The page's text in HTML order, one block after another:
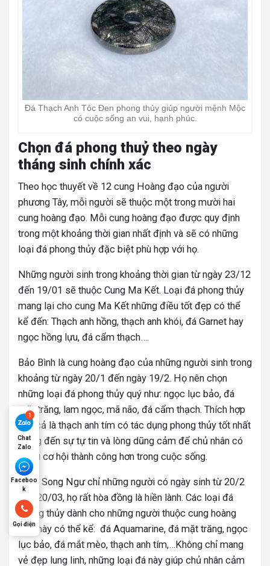
Đá Thạch Anh Tóc Đen phong thủy giúp người mệnh Mộc
có cuộc sống an vui, hạnh phúc.
Chọn đá phong thuỷ theo ngày
tháng sinh chính xác
Theo học thuyết về 12 cung Hoàng đạo của người
phương Tây, mỗi người sẽ thuộc một trong mười hai
cung hoàng đạo. Mỗi cung hoàng đạo được quy định
trong một khoảng thời gian nhất định và sẽ có những
loại đá phong thủy đặc biệt phù hợp với họ.
Những người sinh trong khoảng thời gian từ ngày 23/12
đến 19/01 sẽ thuộc Cung Ma Kết. Loại đá phong thủy
mang lại cho cung Ma Kết những điều tốt đẹp có thể
kể đến: Thạch anh hồng, thạch anh khói, đá Garnet hay
ngọc hồng lựu, đá cẩm thạch….
Bảo Bình là cung hoàng đạo của những người sinh trong
khoảng từ ngày 20/1 đến ngày 19/2. Họ nên chọn
những loại đá phong thủy quý như: ngọc lục bảo, đá
mặt trăng, lam ngọc, mã não, đá cẩm thạch. Thích hợp
hơn cả là thạch anh tím có tác dụng phong thủy tốt nhất
mang đến sự tự tin và lòng dũng cảm để chủ nhân có
nhiều cơ hội thành công hơn trong cuộc sống.
Cung Song Ngư chỉ những người có ngày sinh từ 20/2
đến 20/03, họ rất hòa đồng là hiền lành. Các loại đá
phong thủy dành cho những người thuộc cung hoàng
đạo này có thể kể: đá Aquamarine, đá mặt trăng, ngọc
lục bảo, đá mắt mèo, thạch anh tím,…Không chỉ mang
vẻ đẹp lung linh, những loại đá này giúp chủ nhân cảm
Chat
Zalo
Faceboo
k
Gọi điện